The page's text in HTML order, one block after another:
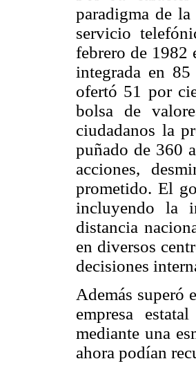
paradigma de
servicio
febrero de 1982
integrada en
ofertó 51 por
bolsa de
ciudadanos la
puñado de 360
acciones,
prometido. El
incluyendo la
distancia
en diversos
decisiones
Además superó
empresa
mediante una
ahora podían